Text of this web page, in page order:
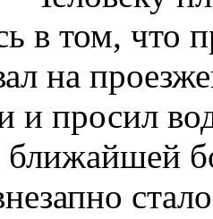
в том, что
на
и просил
ближайшей